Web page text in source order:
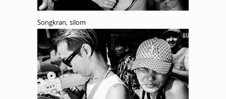
Songkran, silom